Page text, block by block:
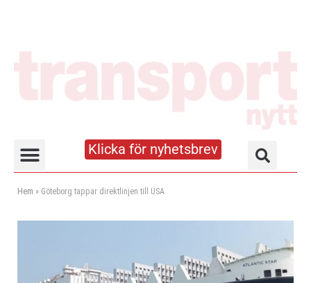
Klicka för nyhetsbrev
Hem » Göteborg tappar direktlinjen till USA